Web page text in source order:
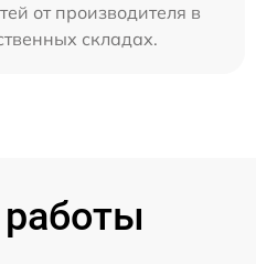
от производителя в
складах.